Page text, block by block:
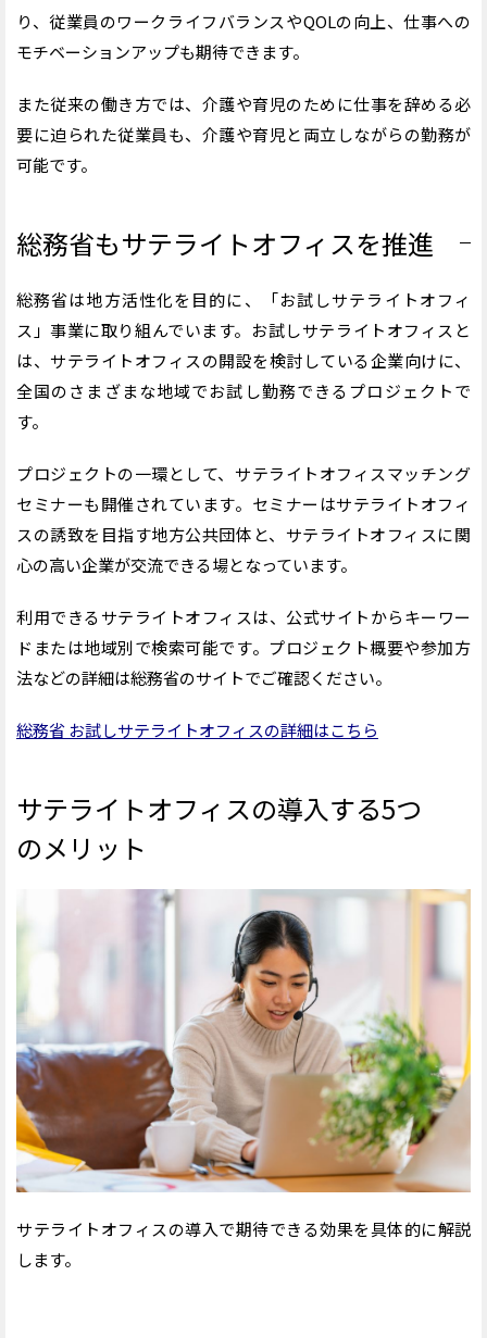
り、従業員のワークライフバランスやQOLの向上、仕事への
モチベーションアップも期待できます。
また従来の働き方では、介護や育児のために仕事を辞める必
要に迫られた従業員も、介護や育児と両立しながらの勤務が
可能です。
総務省もサテライトオフィスを推進
総務省は地方活性化を目的に、「お試しサテライトオフィ
ス」事業に取り組んでいます。お試しサテライトオフィスと
は、サテライトオフィスの開設を検討している企業向けに、
全国のさまざまな地域でお試し勤務できるプロジェクトで
す。
プロジェクトの一環として、サテライトオフィスマッチング
セミナーも開催されています。セミナーはサテライトオフィ
スの誘致を目指す地方公共団体と、サテライトオフィスに関
心の高い企業が交流できる場となっています。
利用できるサテライトオフィスは、公式サイトからキーワー
ドまたは地域別で検索可能です。プロジェクト概要や参加方
法などの詳細は総務省のサイトでご確認ください。
総務省 お試しサテライトオフィスの詳細はこちら
サテライトオフィスの導入する5つ
のメリット
サテライトオフィスの導入で期待できる効果を具体的に解説
します。